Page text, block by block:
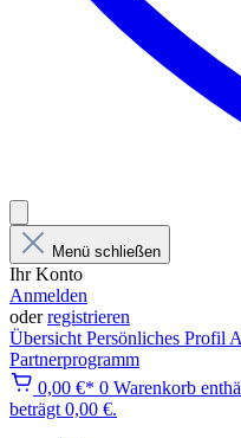
Menü schließen
Ihr Konto
Anmelden
oderregistrieren
Übersicht Persönliches Profil
Partnerprogramm
0,00 €* 0 Warenkorb
beträgt 0,00 €.